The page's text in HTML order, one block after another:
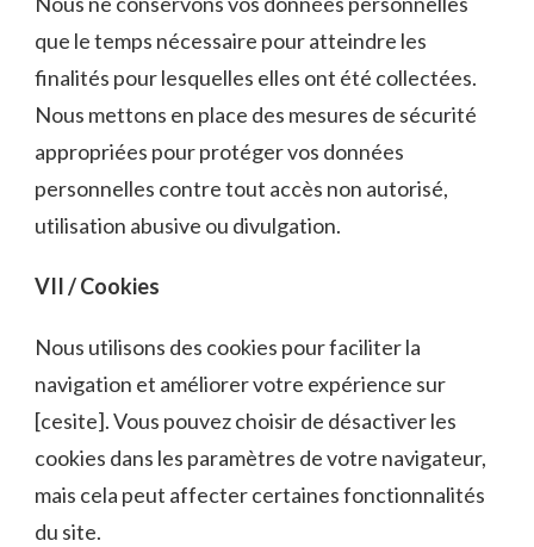
que le temps nécessaire pour atteindre les
finalités pour lesquelles elles ont été collectées.
Nous mettons en place des mesures de sécurité
appropriées pour protéger vos données
personnelles contre tout accès non autorisé,
utilisation abusive ou divulgation.
VII / Cookies
Nous utilisons des cookies pour faciliter la
navigation et améliorer votre expérience sur
[cesite]. Vous pouvez choisir de désactiver les
cookies dans les paramètres de votre navigateur,
mais cela peut affecter certaines fonctionnalités
du site.